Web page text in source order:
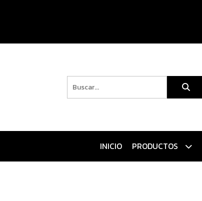
INICIO PRODUCTOS